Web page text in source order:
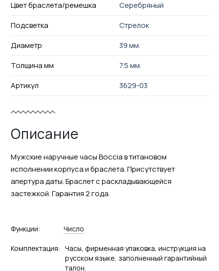
Цвет браслета/ремешка
Серебряный
Подсветка
Стрелок
Диаметр
39 мм.
Толщина мм
7.5 мм.
Артикул
3629-03
Описание
Мужские наручные часы Boccia в титановом
исполнении корпуса и браслета. Присутствует
апертура даты. Браслет с раскладывающейся
застежкой. Гарантия 2 года.
Функции: Число
Комплектация: Часы, фирменная упаковка, инструкция на
русском языке, заполненный гарантийный
талон.